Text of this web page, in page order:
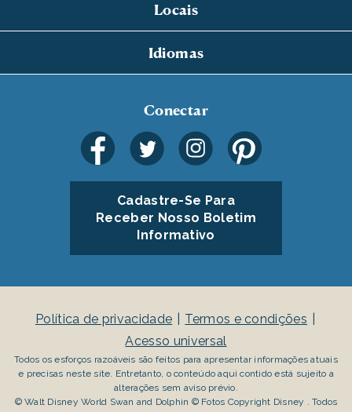
Locais
Idiomas
Conectar
Cadastre-Se Para
Receber Nosso Boletim
Informativo
Política de privacidade
Termos e condições
Acesso universal
Todos os esforços razoáveis são feitos para apresentar informações atuais
e precisas neste site. Entretanto, o conteúdo aqui contido está sujeito a
alterações sem aviso prévio.
© Walt Disney World Swan and Dolphin © Fotos Copyright Disney . Todos